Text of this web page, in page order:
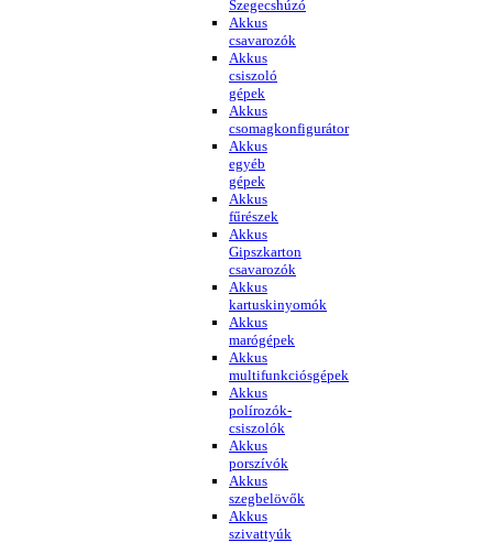
Szegecshúzó
Akkus
csavarozók
Akkus
csiszoló
gépek
Akkus
csomagkonfigurátor
Akkus
egyéb
gépek
Akkus
fűrészek
Akkus
Gipszkarton
csavarozók
Akkus
kartuskinyomók
Akkus
marógépek
Akkus
multifunkciósgépek
Akkus
polírozók-
csiszolók
Akkus
porszívók
Akkus
szegbelövők
Akkus
szivattyúk